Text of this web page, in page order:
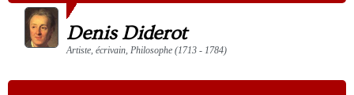
Denis Diderot
Artiste, écrivain, Philosophe (1713 - 1784)